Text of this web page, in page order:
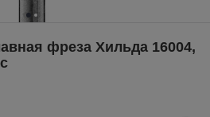
фреза Хильда 16004,